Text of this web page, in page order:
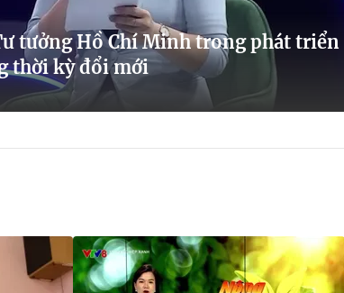
tưởng Hồ Chí Minh trong phát triển
thời kỳ đổi mới